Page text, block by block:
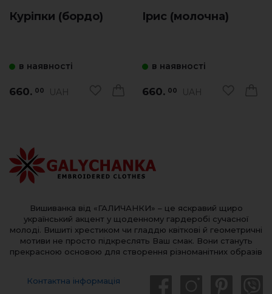
Куріпки (бордо)
в наявності
660. 00 UAH
Ірис (молочна)
в наявності
660. 00 UAH
Вишиванка від «ГАЛИЧАНКИ» – це яскравий щиро
український акцент у щоденному гардеробі сучасної
молоді. Вишиті хрестиком чи гладдю квіткові й геометричні
мотиви не просто підкреслять Ваш смак. Вони стануть
прекрасною основою для створення різноманітних образів
Контактна інформація